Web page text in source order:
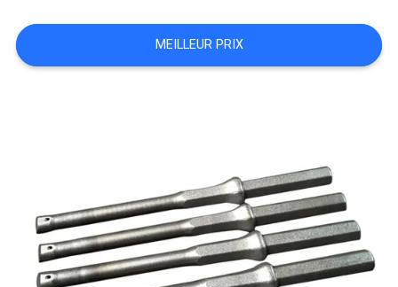
CITATION
PRIVACY
POLICY
MEILLEUR PRIX